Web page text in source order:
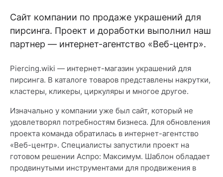
Сайт компании по продаже украшений для
пирсинга. Проект и доработки выполнил наш
партнер — интернет-агентство «Веб-центр».
Piercing.wiki — интернет-магазин украшений для
пирсинга. В каталоге товаров представлены накрутки,
кластеры, кликеры, циркуляры и многое другое.
Изначально у компании уже был сайт, который не
удовлетворял потребностям бизнеса. Для обновления
проекта команда обратилась в интернет-агентство
«Веб-центр». Специалисты запустили проект на
готовом решении Аспро: Максимум. Шаблон обладает
продвинутыми инструментами для продвижения в